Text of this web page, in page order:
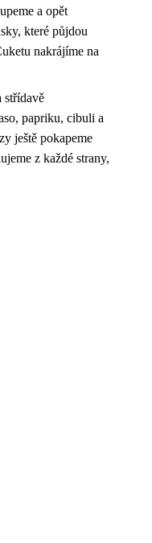
a opět
které půjdou
nakrájíme na
střídavě
papriku, cibuli a
ještě pokapeme
z každé strany,